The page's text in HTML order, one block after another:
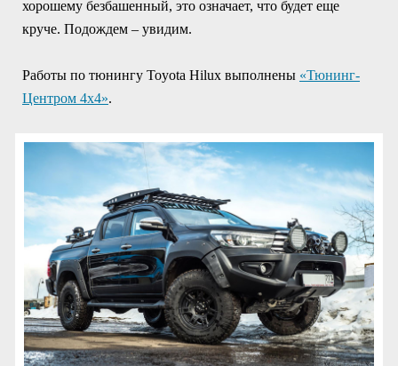
хорошему безбашенный, это означает, что будет еще
круче. Подождем – увидим.
Работы по тюнингу Toyota Hilux выполнены «Тюнинг-
Центром 4х4».